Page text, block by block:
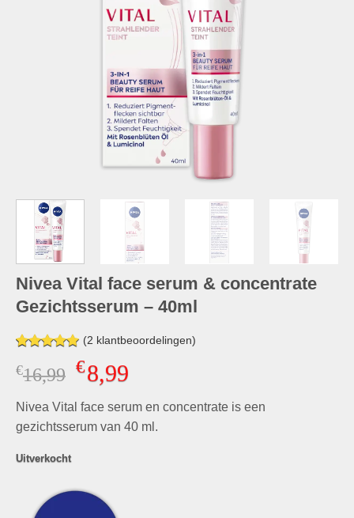
Nivea Vital face serum & concentrate
Gezichtsserum – 40ml
Gewaardeerd
5.00op 5
gebaseerd
waarderingen
(2 klantbeoordelingen)
€16,99 Oorspronkelijke
prijs
was:
€16,99.
€8,99Huidige
is:
€8,99.
Nivea Vital face serum en concentrate is een
gezichtsserum van 40 ml.
Uitverkocht